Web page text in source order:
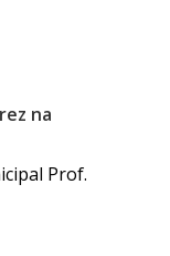
na
Prof.